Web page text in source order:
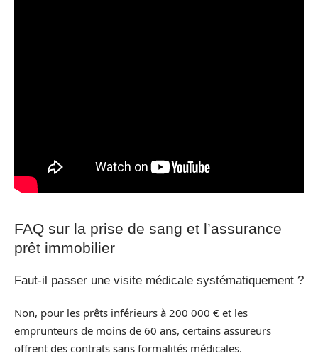
FAQ sur la prise de sang et l’assurance
prêt immobilier
Faut-il passer une visite médicale systématiquement ?
Non, pour les prêts inférieurs à 200 000 € et les
emprunteurs de moins de 60 ans, certains assureurs
offrent des contrats sans formalités médicales.